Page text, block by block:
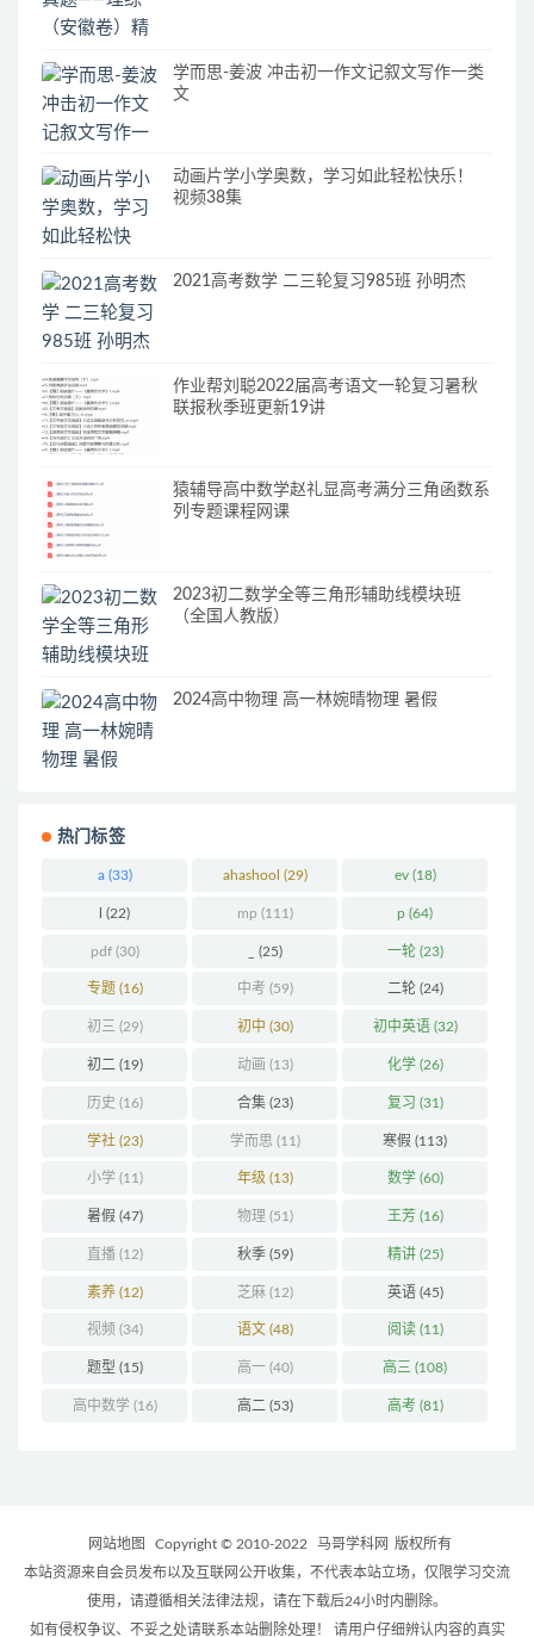
学而思-姜波 冲击初一作文记叙文写作一类
文
动画片学小学奥数，学习如此轻松快乐！
视频38集
2021高考数学 二三轮复习985班 孙明杰
作业帮刘聪2022届高考语文一轮复习暑秋
联报秋季班更新19讲
猿辅导高中数学赵礼显高考满分三角函数系
列专题课程网课
2023初二数学全等三角形辅助线模块班
（全国人教版）
2024高中物理 高一林婉晴物理 暑假
热门标签
a(33) ahashool (29) ev(18)
(22) mp (111) p (64)
pdf(30) (25) 一轮(23)
专题(16) 中考 (59) 二轮(24)
初三 (29) 初中 (30) 初中英语(32)
初二 (19) 动画 (13) 化学(26)
历史 (16) 合集(23) 复习 (31)
学社(23) 学而思 (11) 寒假 (113)
小学(11) 年级 (13) 数学(60)
暑假 (47) 物理 (51) 王芳(16)
直播(12) 秋季(59) 精讲(25)
素养(12) 芝麻(12) 英语(45)
视频 (34) 语文 (48) 阅读(11)
题型 (15) 高一(40) 高三 (108)
高中数学(16) 高二 (53) 高考(81)
网站地图 Copyright © 2010-2022 马哥学科网 版权所有
本站资源来自会员发布以及互联网公开收集，不代表本站立场，仅限学习交流
使用，请遵循相关法律法规，请在下载后24小时内删除。
如有侵权争议、不妥之处请联系本站删除处理！ 请用户仔细辨认内容的真实